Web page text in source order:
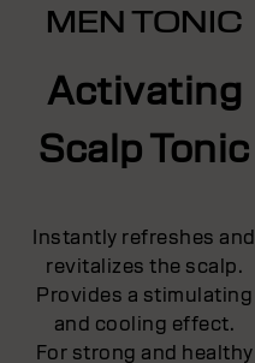
MEN TONIC
Activating
Scalp Tonic
Instantly refreshes and
revitalizes the scalp.
Provides a stimulating
and cooling effect.
For strong and healthy